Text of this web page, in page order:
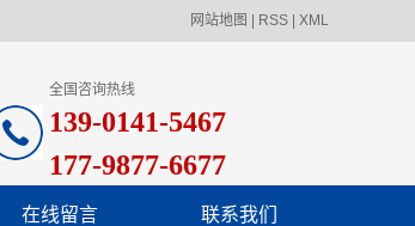
网站地图 RSS XML
全国咨询热线
139-0141-5467
177-9877-6677
在线留言 联系我们